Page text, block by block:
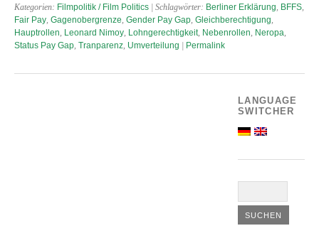
Kategorien: Filmpolitik / Film Politics | Schlagwörter: Berliner Erklärung, BFFS,
Fair Pay, Gagenobergrenze, Gender Pay Gap, Gleichberechtigung,
Hauptrollen, Leonard Nimoy, Lohngerechtigkeit, Nebenrollen, Neropa,
Status Pay Gap, Tranparenz, Umverteilung Permalink
LANGUAGE
SWITCHER